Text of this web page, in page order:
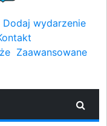
Dodaj wydarzenie
Zaawansowane